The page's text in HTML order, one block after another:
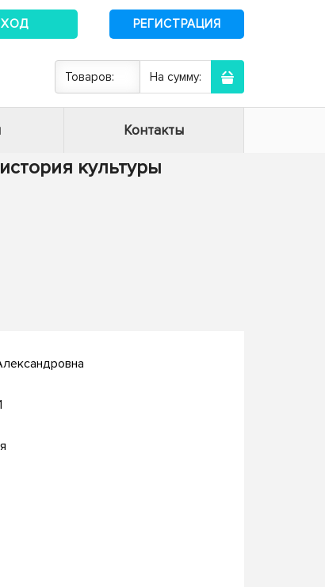
РЕГИСТРАЦИЯ
Товаров: На сумму:
Контакты
культуры